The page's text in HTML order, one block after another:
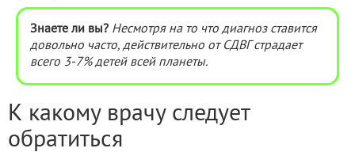
Знаете ли вы? Несмотря на то что диагноз ставится
довольно часто, действительно от СДВГ страдает
всего 3-7% детей всей планеты.
К какому врачу следует
обратиться